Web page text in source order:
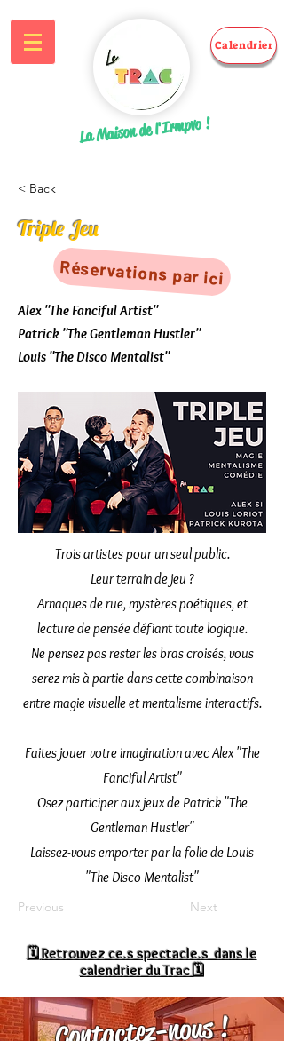
Calendrier
La Maison de l'Irmpvo !
< Back
Triple Jeu
Réservations par ici
Alex "The Fanciful Artist"
Patrick "The Gentleman Hustler"
Louis "The Disco Mentalist"
Trois artistes pour un seul public.
Leur terrain de jeu ?
Arnaques de rue, mystères poétiques, et
lecture de pensée défiant toute logique.
Ne pensez pas rester les bras croisés, vous
serez mis à partie dans cette combinaison
entre magie visuelle et mentalisme interactifs.
Faites jouer votre imagination avec Alex "The
Fanciful Artist"
Osez participer aux jeux de Patrick "The
Gentleman Hustler"
Laissez-vous emporter par la folie de Louis
"The Disco Mentalist"
Previous Next
🗓Retrouvez ce.s spectacle.s dans le
calendrier du Trac 🗓
Contactez-nous !